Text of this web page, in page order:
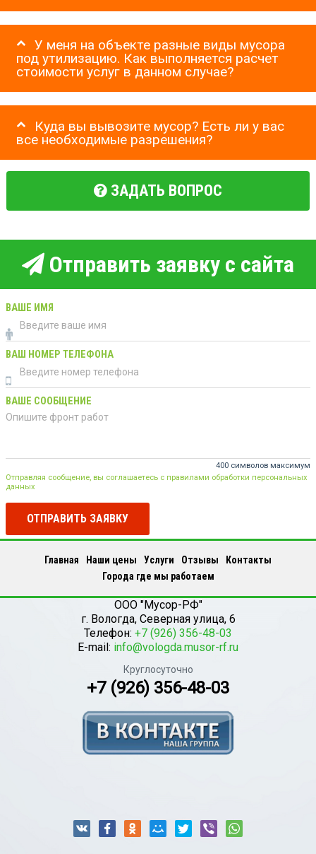
У меня на объекте разные виды мусора
под утилизацию. Как выполняется расчет
стоимости услуг в данном случае?
Куда вы вывозите мусор? Есть ли у вас
все необходимые разрешения?
ЗАДАТЬ ВОПРОС
Отправить заявку с сайта
ВАШЕ ИМЯ
ВАШ НОМЕР ТЕЛЕФОНА
ВАШЕ СООБЩЕНИЕ
400 символов максимум
Отправляя сообщение, вы соглашаетесь с правилами обработки персональных
данных
ОТПРАВИТЬ ЗАЯВКУ
Главная Наши цены Услуги Отзывы
Контакты
Города где мы работаем
ООО "Мусор-РФ"
г. Вологда, Северная улица, 6
Телефон: +7 (926) 356-48-03
E-mail: info@vologda.musor-rf.ru
Круглосуточно
+7 (926) 356-48-03